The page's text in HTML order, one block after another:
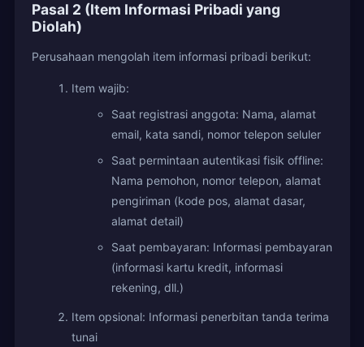
Pasal 2 (Item Informasi Pribadi yang
Diolah)
Perusahaan mengolah item informasi pribadi berikut:
Item wajib:
Saat registrasi anggota: Nama, alamat
email, kata sandi, nomor telepon seluler
Saat permintaan autentikasi fisik offline:
Nama pemohon, nomor telepon, alamat
pengiriman (kode pos, alamat dasar,
alamat detail)
Saat pembayaran: Informasi pembayaran
(informasi kartu kredit, informasi
rekening, dll.)
Item opsional: Informasi penerbitan tanda terima
tunai